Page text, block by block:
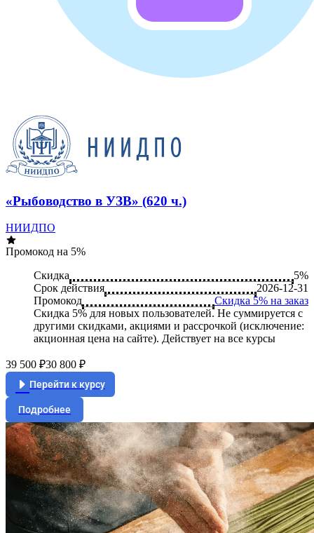
«Рыбоводство в УЗВ» (620 ч.)
НИИДПО
Промокод на 5%
Скидка
5%
Срок действия
2026-12-31
Промокод
Скидка 5% на заказ
Скидка 5% для новых пользователей. Не суммируется c
другими скидками, акциями и рассрочкой (исключение:
акционная цена на сайте). Действует на все курсы
39 500 ₽30 800 ₽
Перейти к курсу
Подробнее